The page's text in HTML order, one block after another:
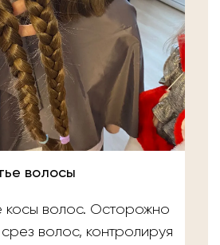
волосы
косы волос. Осторожно
волос, контролируя